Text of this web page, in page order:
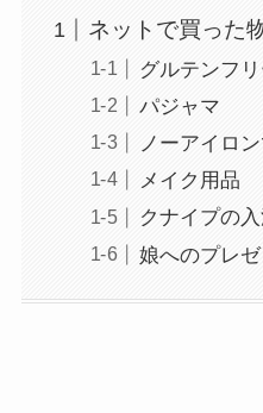
ネットで買った
グルテンフ
パジャマ
ノーアイロ
メイク用品
クナイプの入
娘へのプレゼ